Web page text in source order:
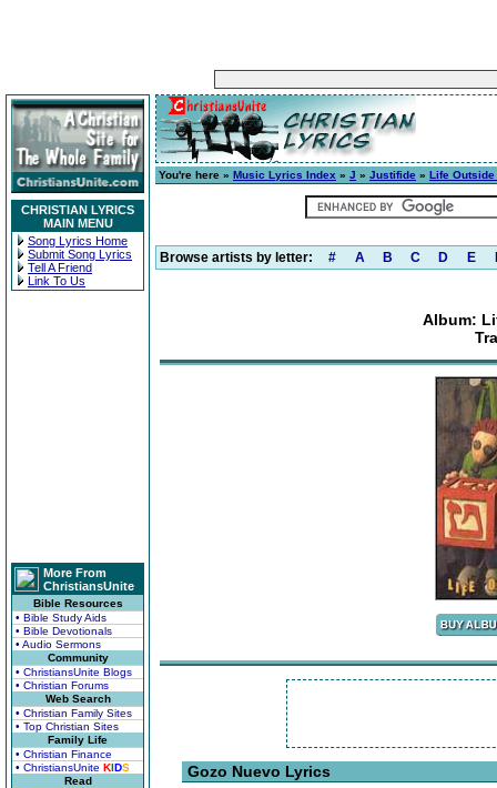
CHRISTIAN LYRICS
MAIN MENU
Song Lyrics Home
Submit Song Lyrics
Tell A Friend
Link To Us
More From
ChristiansUnite
Bible Resources
• Bible Study Aids
• Bible Devotionals
• Audio Sermons
Community
• ChristiansUnite Blogs
• Christian Forums
Web Search
• Christian Family Sites
• Top Christian Sites
Family Life
• Christian Finance
• ChristiansUnite KIDS
Read
You're here » Music Lyrics Index » J » Justifide » Life Outside
Browse artists by letter: # A B C D E
Album:
Gozo Nuevo Lyrics